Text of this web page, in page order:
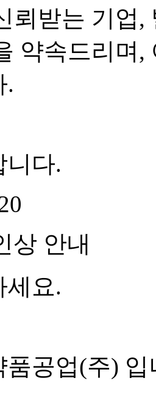
뢰받는 기업
약속드리며
.
니다.
상 안내
세요.
품공업(주) 입